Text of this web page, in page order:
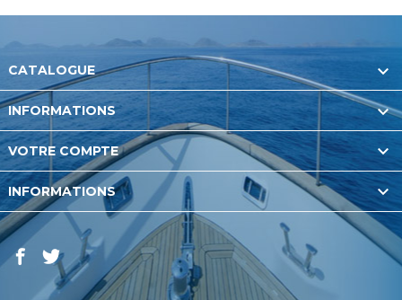
CATALOGUE 
INFORMATIONS 
VOTRE COMPTE 
INFORMATIONS 